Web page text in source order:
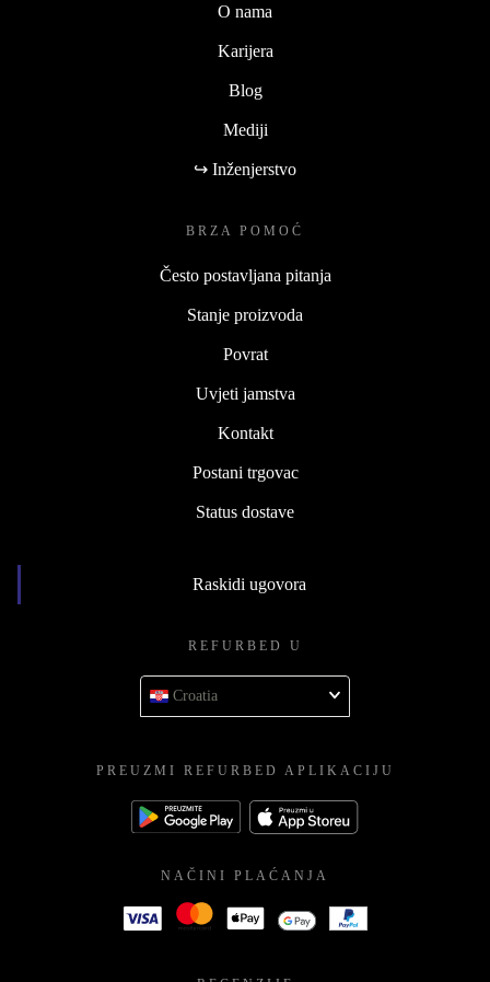
O nama
Karijera
Blog
Mediji
↪ Inženjerstvo
BRZA POMOĆ
Često postavljana pitanja
Stanje proizvoda
Povrat
Uvjeti jamstva
Kontakt
Postani trgovac
Status dostave
Raskidi ugovora
REFURBED U
Croatia
PREUZMI REFURBED APLIKACIJU
NAČINI PLAĆANJA